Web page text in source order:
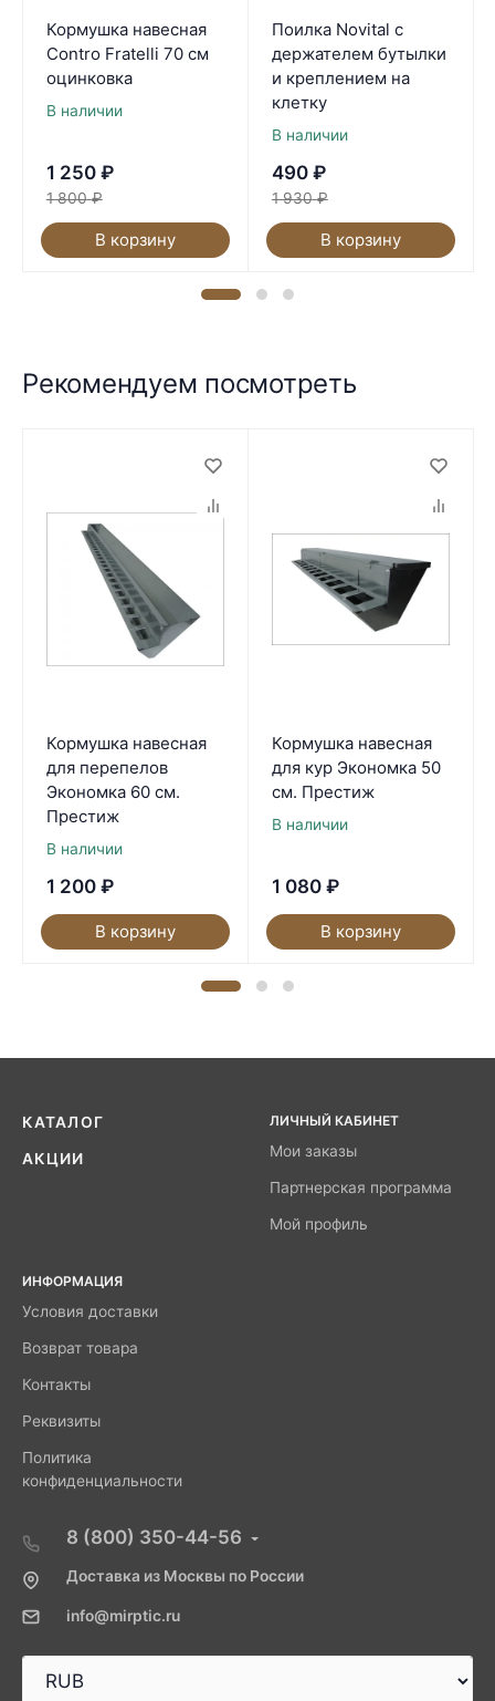
Кормушка навесная
Contro Fratelli 70 см
оцинковка
В наличии
1 250 ₽
1 800 ₽
В корзину
Поилка Novital с
держателем бутылки
и креплением на
клетку
В наличии
490 ₽
1 930 ₽
В корзину
Рекомендуем посмотреть
Кормушка навесная
для перепелов
Экономка 60 см.
Престиж
В наличии
1 200 ₽
В корзину
Кормушка навесная
для кур Экономка 50
см. Престиж
В наличии
1 080 ₽
В корзину
КАТАЛОГ
АКЦИИ
ЛИЧНЫЙ КАБИНЕТ
Мои заказы
Партнерская программа
Мой профиль
ИНФОРМАЦИЯ
Условия доставки
Возврат товара
Контакты
Реквизиты
Политика
конфиденциальности
8 (800) 350-44-56
Доставка из Москвы по России
info@mirptic.ru